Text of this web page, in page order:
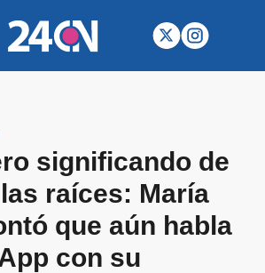
significando de
raíces: María
que aún habla
con su